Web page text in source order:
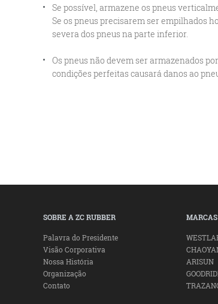
Se possível, armazene os pneus
Se os pneus precisarem ser empilhados
severa dos pneus na parte inferior.
Os pneus não devem ser armazenados
condições perfeitas causará danos ao
SOBRE A ZC RUBBER
Palavra do Presidente
Visão Corporativa
Nossa História
Organização
Contato
MARCAS
ARISUN